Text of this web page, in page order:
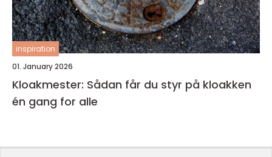
inspiration
01. January 2026
Kloakmester: Sådan får du styr på kloakken
én gang for alle